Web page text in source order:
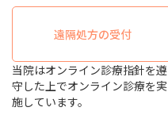
遠隔処方の受付
当院はオンライン診療指針を遵
守した上でオンライン診療を実
施しています。